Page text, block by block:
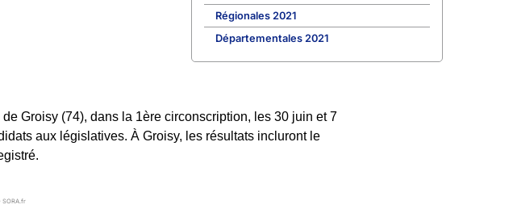
Régionales 2021
Départementales 2021
Groisy (74), dans la 1ère circonscription, les 30 juin et 7
aux législatives. À Groisy, les résultats incluront le
SORA.fr